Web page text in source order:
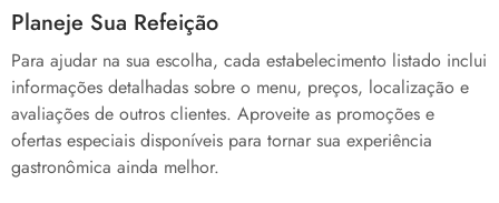
Planeje Sua Refeição
Para ajudar na sua escolha, cada estabelecimento listado inclui
informações detalhadas sobre o menu, preços, localização e
avaliações de outros clientes. Aproveite as promoções e
ofertas especiais disponíveis para tornar sua experiência
gastronômica ainda melhor.